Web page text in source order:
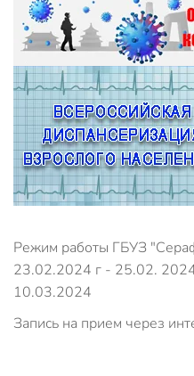
Режим работы ГБУЗ
23.02.2024 г - 25.02.
10.03.2024
Запись на прием через